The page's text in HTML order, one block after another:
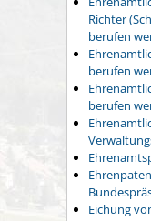
Richter
berufen
berufen
berufen
Eichung